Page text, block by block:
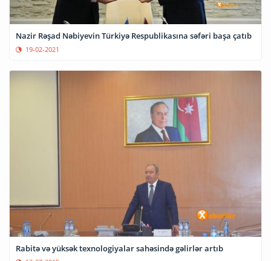
Nazir Rəşad Nəbiyevin Türkiyə Respublikasına səfəri başa çatıb
19-02-2021
Rabitə və yüksək texnologiyalar sahəsində gəlirlər artıb